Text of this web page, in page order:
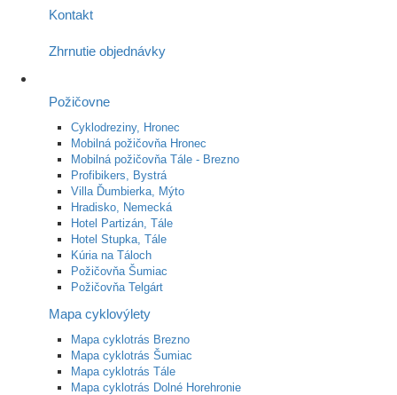
Kontakt
Zhrnutie objednávky
Požičovne
Cyklodreziny, Hronec
Mobilná požičovňa Hronec
Mobilná požičovňa Tále - Brezno
Profibikers, Bystrá
Villa Ďumbierka, Mýto
Hradisko, Nemecká
Hotel Partizán, Tále
Hotel Stupka, Tále
Kúria na Táloch
Požičovňa Šumiac
Požičovňa Telgárt
Mapa cyklovýlety
Mapa cyklotrás Brezno
Mapa cyklotrás Šumiac
Mapa cyklotrás Tále
Mapa cyklotrás Dolné Horehronie